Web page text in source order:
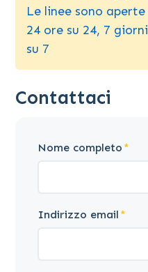
Le linee sono aperte
24 ore su 24, 7 giorni
su 7
Contattaci
Nome completo
Indirizzo email